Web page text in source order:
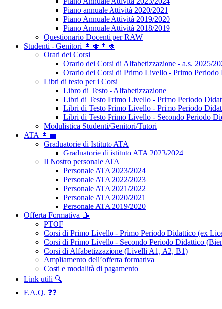
Piano annuale Attività 2020/2021
Piano Annuale Attività 2019/2020
Piano Annuale Attività 2018/2019
Questionario Docenti per RAW
Studenti - Genitori 👩‍🎓👨‍🎓
Orari dei Corsi
Orario dei Corsi di Alfabetizzazione - a.s. 2025/
Orario dei Corsi di Primo Livello - Primo Periodo
Libri di testo per i Corsi
Libro di Testo - Alfabetizzazione
Libri di Testo Primo Livello - Primo Periodo
Libri di Testo Primo Livello - Primo Periodo
Libri di Testo Primo Livello - Secondo Periodo
Modulistica Studenti/Genitori/Tutori
ATA 👩‍💼
Graduatorie di Istituto ATA
Graduatorie di istituto ATA 2023/2024
Il Nostro personale ATA
Personale ATA 2023/2024
Personale ATA 2022/2023
Personale ATA 2021/2022
Personale ATA 2020/2021
Personale ATA 2019/2020
Offerta Formativa 📝
PTOF
Corsi di Primo Livello - Primo Periodo Didattico (ex
Corsi di Primo Livello - Secondo Periodo Didattico
Corsi di Alfabetizzazione (Livelli A1, A2, B1)
Ampliamento dell’offerta formativa
Costi e modalità di pagamento
Link utili 🔍
F.A.Q. ❓❓